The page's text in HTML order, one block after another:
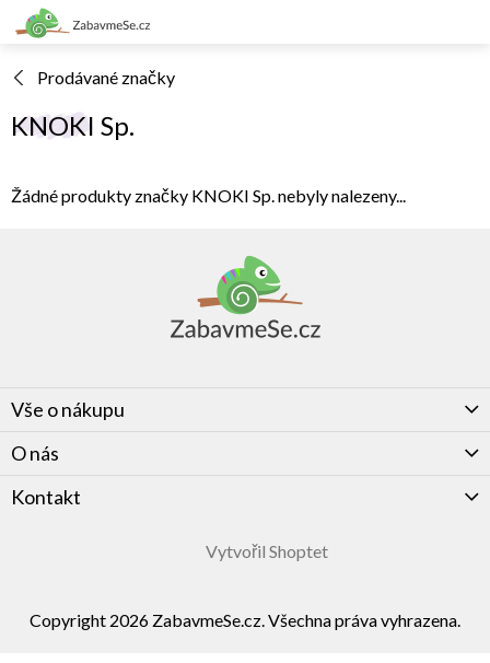
Přejít
na
Prodávané značky
KNOKI Sp.
Žádné produkty značky KNOKI Sp.nebyly nalezeny...
Vše o nákupu
O nás
Kontakt
Vytvořil Shoptet
Copyright 2026 ZabavmeSe.cz. Všechna práva vyhrazena.